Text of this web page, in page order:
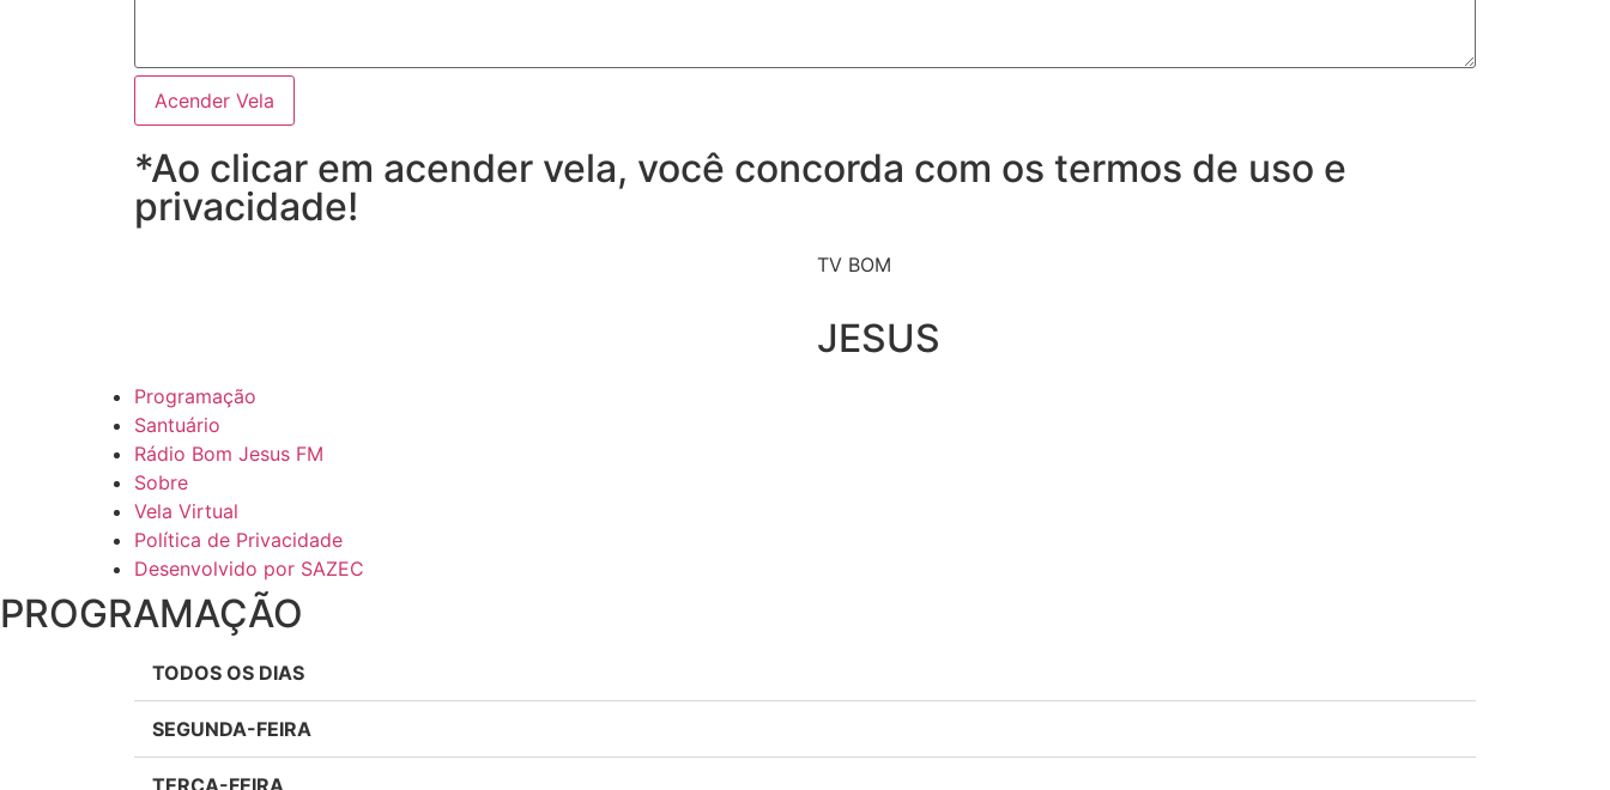
Acender Vela
*Ao clicar em acender vela, você concorda com os termos de uso e
privacidade!
TV BOM
JESUS
Programação
Santuário
Rádio Bom Jesus FM
Sobre
Vela Virtual
Política de Privacidade
Desenvolvido por SAZEC
PROGRAMAÇÃO
TODOS OS DIAS
SEGUNDA-FEIRA